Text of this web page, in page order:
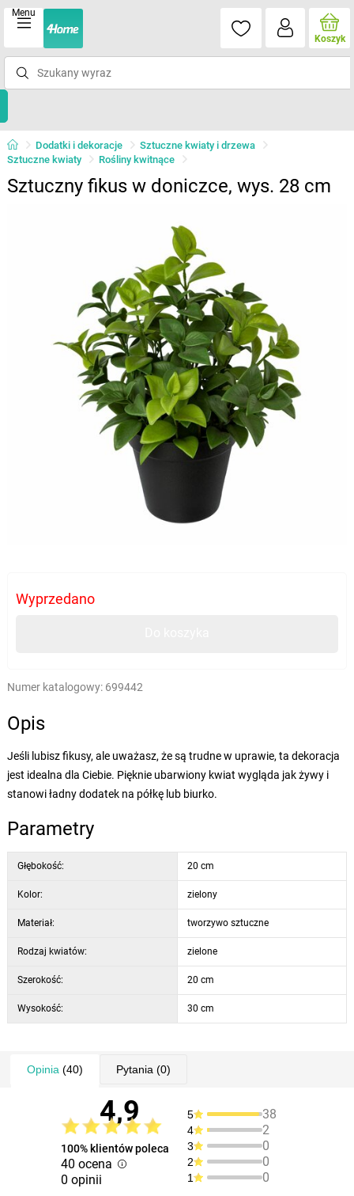
Menu
Koszyk
Dodatki i dekoracje
Sztuczne kwiaty i drzewa
Sztuczne kwiaty
Rośliny kwitnące
Sztuczny fikus w doniczce, wys. 28 cm
Wyprzedano
Numer katalogowy: 699442
Opis
Jeśli lubisz fikusy, ale uważasz, że są trudne w uprawie, ta dekoracja
jest idealna dla Ciebie. Pięknie ubarwiony kwiat wygląda jak żywy i
stanowi ładny dodatek na półkę lub biurko.
Parametry
Głębokość: 20 cm
Kolor: zielony
Materiał: tworzywo sztuczne
Rodzaj kwiatów: zielone
Szerokość: 20 cm
Wysokość: 30 cm
Opinia (40) Pytania (0)
4,9
100% klientów poleca
40 ocena
0 opinii
5 38
4 2
3 0
2 0
1 0